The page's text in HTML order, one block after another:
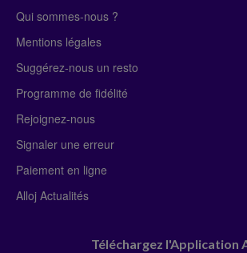
Qui sommes-nous ?
Mentions légales
Suggérez-nous un resto
Programme de fidélité
Rejoignez-nous
Signaler une erreur
Paiement en ligne
Alloj Actualités
Téléchargez l'Application